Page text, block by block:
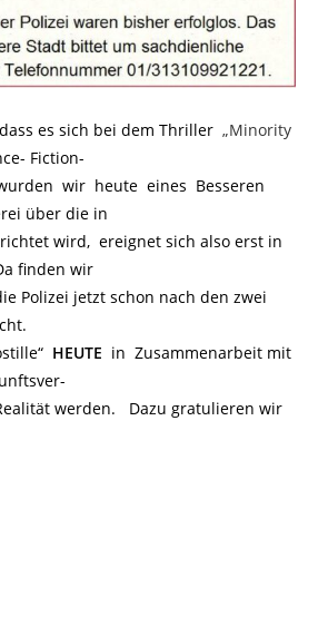
es sich bei dem Thriller „Minority
Fiction-
wir heute eines Besseren
über die in
wird, ereignet sich also erst in
finden wir
Polizei jetzt schon nach den zwei
HEUTE in Zusammenarbeit mit
werden. Dazu gratulieren wir